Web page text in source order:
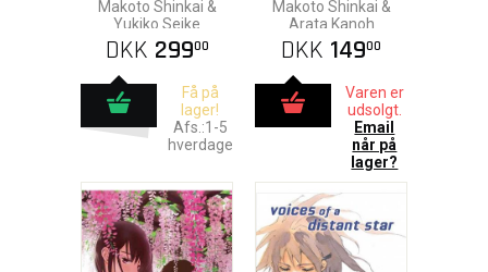
Makoto Shinkai &
Yukiko Seike
DKK 29900
Få på
lager!
Afs.:1-5
hverdage
Makoto Shinkai &
Arata Kanoh
DKK 14900
Varen er
udsolgt.
Email
når på
lager?